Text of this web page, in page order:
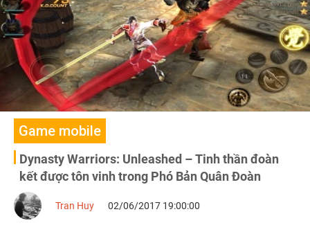
Game mobile
Dynasty Warriors: Unleashed – Tinh thần đoàn
kết được tôn vinh trong Phó Bản Quân Đoàn
Tran Huy 02/06/2017 19:00:00